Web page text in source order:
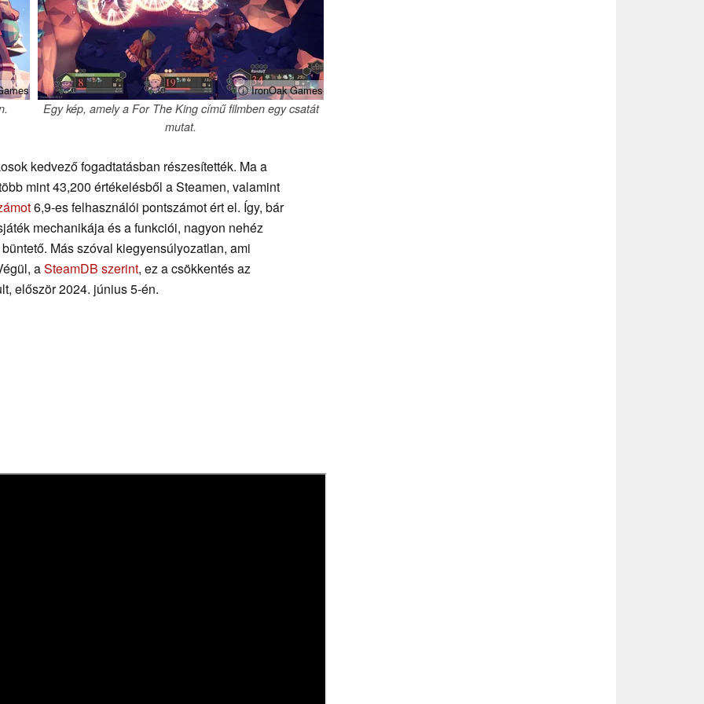
ⓘ IronOak Games
Egy kép, amely a For The King című filmben egy csatát
mutat.
kedvező fogadtatásban részesítették. Ma a
mint 43,200 értékelésből a Steamen, valamint
6,9-es felhasználói pontszámot ért el. Így, bár
mechanikája és a funkciói, nagyon nehéz
Más szóval kiegyensúlyozatlan, ami
aSteamDB szerint, ez a csökkentés az
először 2024. június 5-én.